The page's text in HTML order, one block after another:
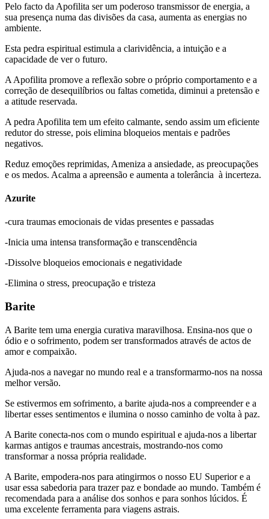
Pelo facto da Apofilita ser um poderoso transmissor de energia, a
sua presença numa das divisões da casa, aumenta as energias no
ambiente.
Esta pedra espiritual estimula a clarividência, a intuição e a
capacidade de ver o futuro.
A Apofilita promove a reflexão sobre o próprio comportamento e a
correção de desequilíbrios ou faltas cometida, diminui a pretensão e
a atitude reservada.
A pedra Apofilita tem um efeito calmante, sendo assim um eficiente
redutor do stresse, pois elimina bloqueios mentais e padrões
negativos.
Reduz emoções reprimidas, Ameniza a ansiedade, as preocupações
e os medos. Acalma a apreensão e aumenta a tolerância à incerteza.
Azurite
-cura traumas emocionais de vidas presentes e passadas
-Inicia uma intensa transformação e transcendência
-Dissolve bloqueios emocionais e negatividade
-Elimina o stress, preocupação e tristeza
Barite
A Barite tem uma energia curativa maravilhosa. Ensina-nos que o
ódio e o sofrimento, podem ser transformados através de actos de
amor e compaixão.
Ajuda-nos a navegar no mundo real e a transformarmo-nos na nossa
melhor versão.
Se estivermos em sofrimento, a barite ajuda-nos a compreender e a
libertar esses sentimentos e ilumina o nosso caminho de volta à paz.
A Barite conecta-nos com o mundo espiritual e ajuda-nos a libertar
karmas antigos e traumas ancestrais, mostrando-nos como
transformar a nossa própria realidade.
A Barite, empodera-nos para atingirmos o nosso EU Superior e a
usar essa sabedoria para trazer paz e bondade ao mundo. Também é
recomendada para a análise dos sonhos e para sonhos lúcidos. É
uma excelente ferramenta para viagens astrais.